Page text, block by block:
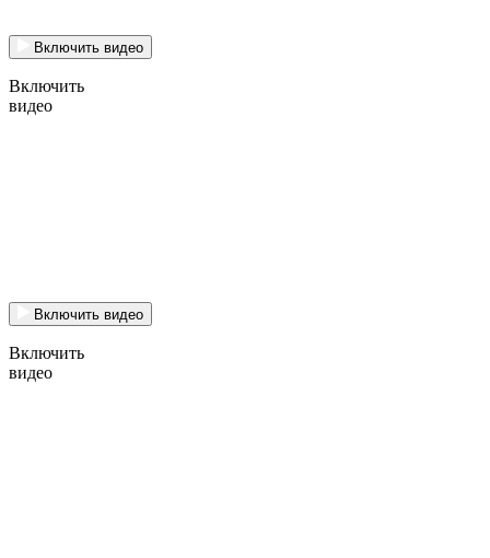
Включить видео
Включить
видео
Включить видео
Включить
видео